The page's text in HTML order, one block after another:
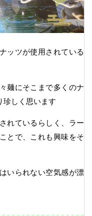
ッツが使用されている
麺にそこまで多くのナ
珍しく思います
れているらしく、ラー
とで、これも興味をそ
いられない空気感が漂